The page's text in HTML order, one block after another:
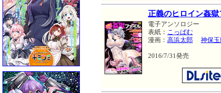
正義のヒロイン姦
電子アンソロジー
表紙： こっぱむ
漫画： 高浜太郎 神保
2016/7/31発売